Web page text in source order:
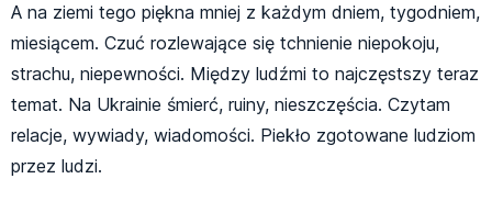
A na ziemi tego piękna mniej z każdym dniem, tygodniem,
miesiącem. Czuć rozlewające się tchnienie niepokoju,
strachu, niepewności. Między ludźmi to najczęstszy teraz
temat. Na Ukrainie śmierć, ruiny, nieszczęścia. Czytam
relacje, wywiady, wiadomości. Piekło zgotowane ludziom
przez ludzi.